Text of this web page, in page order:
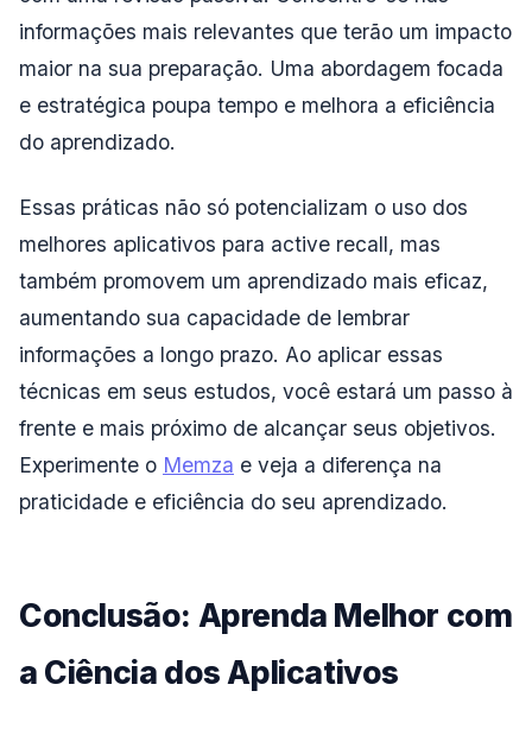
informações mais relevantes que terão um impacto
maior na sua preparação. Uma abordagem focada
e estratégica poupa tempo e melhora a eficiência
do aprendizado.
Essas práticas não só potencializam o uso dos
melhores aplicativos para active recall, mas
também promovem um aprendizado mais eficaz,
aumentando sua capacidade de lembrar
informações a longo prazo. Ao aplicar essas
técnicas em seus estudos, você estará um passo à
frente e mais próximo de alcançar seus objetivos.
Experimente o Memza e veja a diferença na
praticidade e eficiência do seu aprendizado.
Conclusão: Aprenda Melhor com
a Ciência dos Aplicativos